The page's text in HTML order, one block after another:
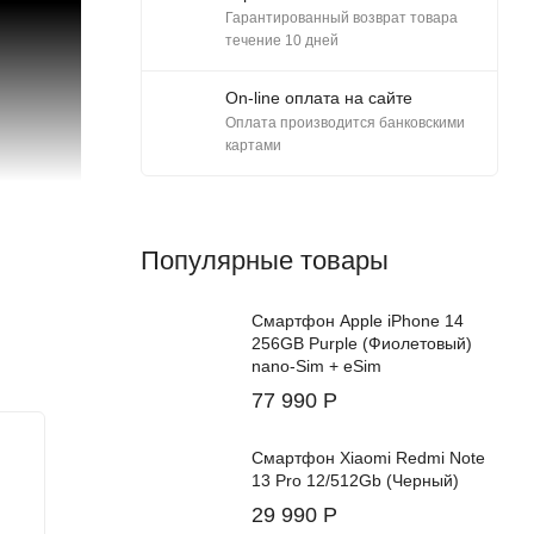
Гарантированный возврат товара
течение 10 дней
On-line оплата на сайте
Оплата производится банковскими
картами
Популярные товары
Смартфон Apple iPhone 14
256GB Purple (Фиолетовый)
nano-Sim + eSim
77 990 Р
Смартфон Xiaomi Redmi Note
13 Pro 12/512Gb (Черный)
29 990 Р